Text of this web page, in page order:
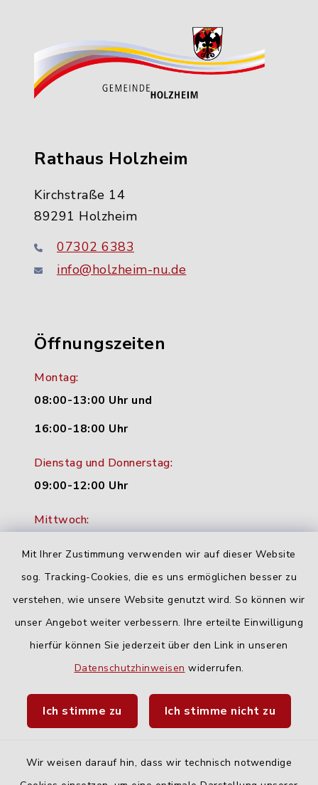
Mit Ihrer Zustimmung verwenden wir auf dieser Website
sog. Tracking-Cookies, die es uns ermöglichen besser zu
verstehen, wie unsere Website genutzt wird. So können wir
unser Angebot weiter verbessern. Ihre erteilte Einwilligung
hierfür können Sie jederzeit über den Link in unseren
Datenschutzhinweisen widerrufen.
Ich stimme zu Ich stimme nicht zu
Wir weisen darauf hin, dass wir technisch notwendige
Rathaus Holzheim
Kirchstraße 14
89291 Holzheim
07302 6383
info@holzheim-nu.de
Öffnungszeiten
Montag:
08:00-13:00 Uhr und
16:00-18:00 Uhr
Dienstag und Donnerstag:
09:00-12:00 Uhr
Mittwoch:
Freitag:
geschlossen
Quicklinks
Fahrplanauskunft DING